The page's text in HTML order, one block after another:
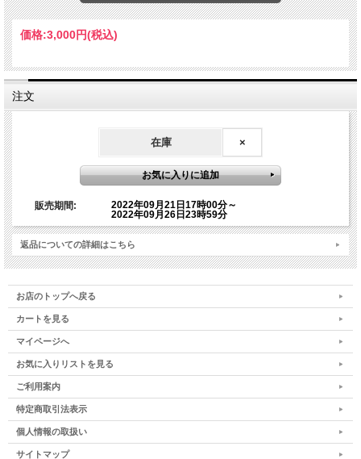
開催当日のライブ配信に関するお問い合わせは、必ず開
催日のお昼12時までにお願いいたします。それ以降のお
問い合わせは対応出来かねますので、予めご了承くださ
い。
ご記入をお願いいたします。（ZOOMの「チャット」に
ご質問をご記入されましても、ご質問に採用されません
ので、予めご了承ください）
【オンライン参加の重要事項】
オンライン参加は下記をご了承の上、お申込みくださ
い。下記に該当の場合、録画視聴となりますので予めご
了承ください。
・事前にZOOM承認申請ができない場合
・ZOOMの設定が不安な方
また、オンラインワークショップはメールでのやりとり
が多いため、メールアドレスがない方など、メールのや
りとりができない方はお申込みを控えてください。恐れ
入りますが、弊社でメール受信設定およびZOOM登録設
定の方法について対応はしておりませんので、予めご了
価格:3,000円(税込)
注文
在庫 ×
販売期間:
2022年09月21日17時00分～
2022年09月26日23時59分
返品についての詳細はこちら
お店のトップへ戻る
カートを見る
マイページへ
お気に入りリストを見る
ご利用案内
特定商取引法表示
個人情報の取扱い
サイトマップ